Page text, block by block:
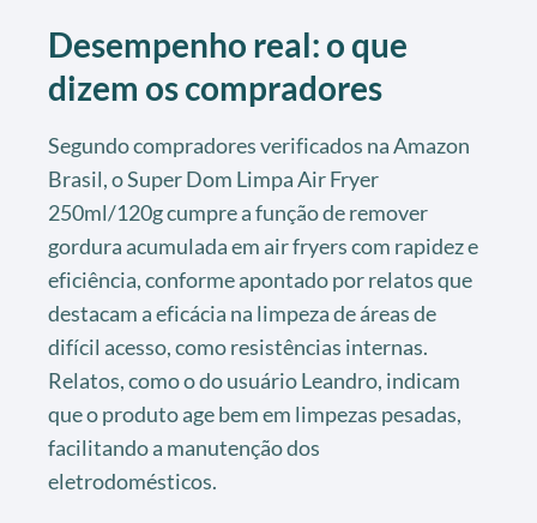
Desempenho real: o que
dizem os compradores
Segundo compradores verificados na Amazon
Brasil, o Super Dom Limpa Air Fryer
250ml/120g cumpre a função de remover
gordura acumulada em air fryers com rapidez e
eficiência, conforme apontado por relatos que
destacam a eficácia na limpeza de áreas de
difícil acesso, como resistências internas.
Relatos, como o do usuário Leandro, indicam
que o produto age bem em limpezas pesadas,
facilitando a manutenção dos
eletrodomésticos.